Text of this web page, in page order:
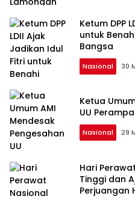
Ketum DPP
untuk
Bangsa
Nasional 30
Ketua
UU
Nasional 29
Hari
Tinggi dan
Perjuangan